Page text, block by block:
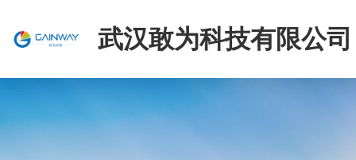
武汉敢为科技有限公司